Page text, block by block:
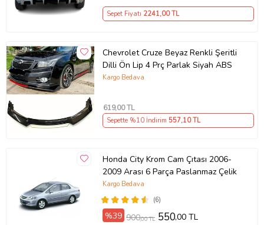
Sepet Fiyatı 2241,00 TL
Chevrolet Cruze Beyaz Renkli Şeritli
Dilli Ön Lip 4 Prç Parlak Siyah ABS
Kargo Bedava
619,00 TL
Sepette %10 İndirim 557,10 TL
Honda City Krom Cam Çıtası 2006-
2009 Arası 6 Parça Paslanmaz Çelik
(6)
Kargo Bedava
%39 900,00 TL 550,00 TL